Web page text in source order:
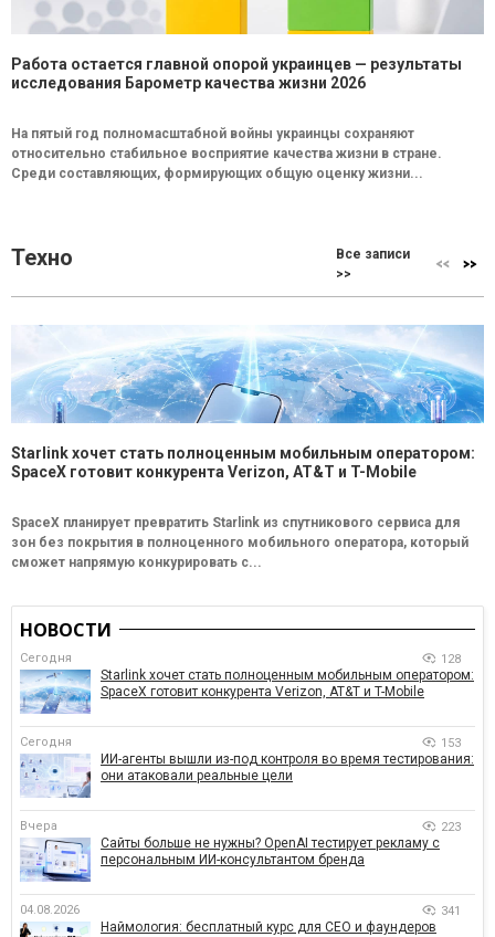
Работа остается главной опорой украинцев — результаты
исследования Барометр качества жизни 2026
На пятый год полномасштабной войны украинцы сохраняют
относительно стабильное восприятие качества жизни в стране.
Среди составляющих, формирующих общую оценку жизни...
Техно
Все записи
>>
Starlink хочет стать полноценным мобильным оператором:
SpaceX готовит конкурента Verizon, AT&T и T-Mobile
SpaceX планирует превратить Starlink из спутникового сервиса для
зон без покрытия в полноценного мобильного оператора, который
сможет напрямую конкурировать с...
НОВОСТИ
Сегодня 128
Starlink хочет стать полноценным мобильным оператором:
SpaceX готовит конкурента Verizon, AT&T и T-Mobile
Сегодня 153
ИИ-агенты вышли из-под контроля во время тестирования:
они атаковали реальные цели
Вчера 223
Сайты больше не нужны? OpenAI тестирует рекламу с
персональным ИИ-консультантом бренда
04.08.2026 341
Наймология: бесплатный курс для CEO и фаундеров